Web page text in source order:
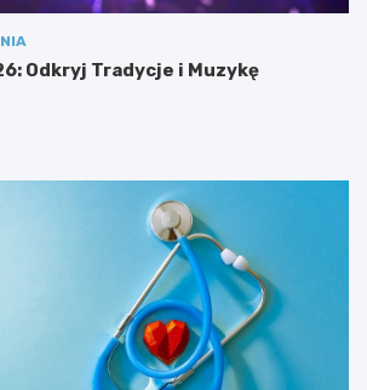
Odkryj Tradycje i Muzykę